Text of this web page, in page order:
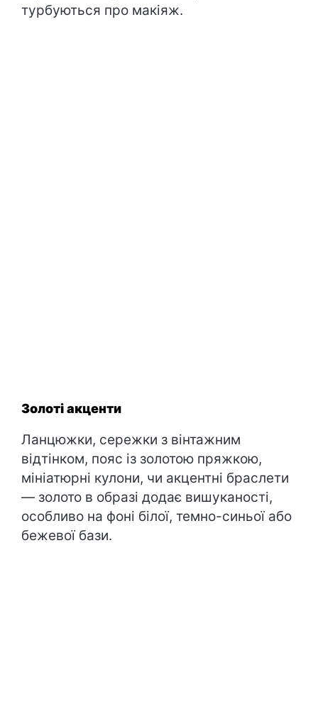
турбуються про макіяж.
Золоті акценти
Ланцюжки, сережки з вінтажним
відтінком, пояс із золотою пряжкою,
мініатюрні кулони, чи акцентні браслети
— золото в образі додає вишуканості,
особливо на фоні білої, темно-синьої або
бежевої бази.